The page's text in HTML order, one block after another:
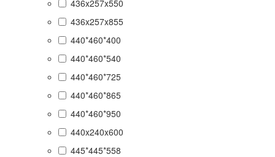
436x257x550
436x257x855
440*460*400
440*460*540
440*460*725
440*460*865
440*460*950
440x240x600
445*445*558